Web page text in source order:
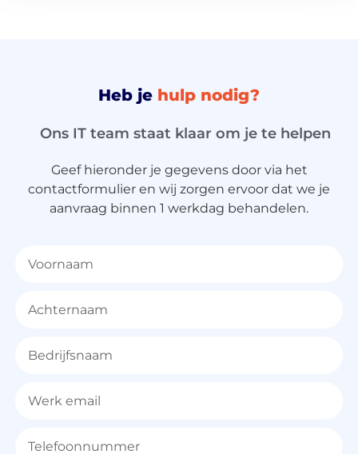
Heb je hulp nodig?
Ons IT team staat klaar om je te helpen
Geef hieronder je gegevens door via het
contactformulier en wij zorgen ervoor dat we je
aanvraag binnen 1 werkdag behandelen.